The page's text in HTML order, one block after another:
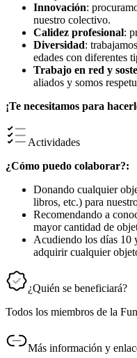
Innovación:
nuestro colectivo.
Calidez profesional:
Diversidad:
edades con diferentes
Trabajo en red y
aliados y somos
¡Te necesitamos para
Actividades
¿Cómo puedo colaborar?:
Donando cualquier
libros, etc.) para
Recomendando a
mayor cantidad de
Acudiendo los días 10
adquirir cualquier
¿Quién se beneficiará?
Todos los miembros de la
Más información y